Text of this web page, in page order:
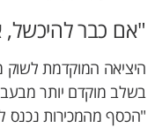
"אם כבר להיכשל,
היציאה המוקדמת
בשלב מוקדם יותר
"הכסף מהמכירות נכנס